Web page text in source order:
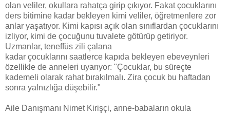
olan veliler, okullara rahatça girip çıkıyor. Fakat çocuklarını
ders bitimine kadar bekleyen kimi veliler, öğretmenlere zor
anlar yaşatıyor. Kimi kapısı açık olan sınıflardan çocuklarını
izliyor, kimi de çocuğunu tuvalete götürüp getiriyor.
Uzmanlar, teneffüs zili çalana
kadar çocuklarını saatlerce kapıda bekleyen ebeveynleri
özellikle de anneleri uyarıyor: "Çocuklar, bu süreçte
kademeli olarak rahat bırakılmalı. Zira çocuk bu haftadan
sonra yalnızlığa düşebilir."
Aile Danışmanı Nimet Kirişçi, anne-babaların okula